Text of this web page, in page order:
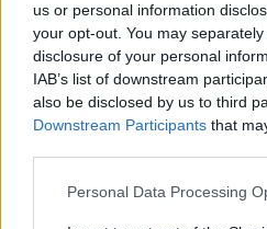
us or personal information
your opt-out. You may
disclosure of your personal
IAB’s list of downstream
also be disclosed by us to third
Downstream Participants that
Personal Data Processing